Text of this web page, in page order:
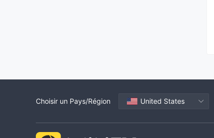
Choisir un Pays/Région United States